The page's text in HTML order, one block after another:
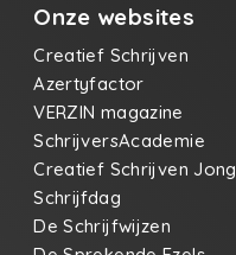
Onze websites
Creatief Schrijven
Azertyfactor
VERZIN magazine
SchrijversAcademie
Creatief Schrijven Jong
Schrijfdag
De Schrijfwijzen